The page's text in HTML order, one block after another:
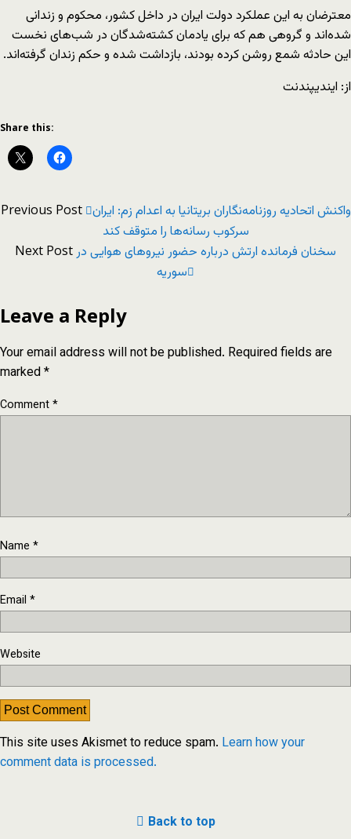
معترضان به این عملکرد دولت ایران در داخل کشور، محکوم و زندانی
شده‌اند و گروهی هم که برای یادمان کشته‌شدگان در شب‌های نخست
این حادثه شمع روشن کرده بودند، بازداشت شده و حکم زندان گرفته‌اند.
از: ایندیپندنت
Share this:
Previous Post واکنش اتحادیه روزنامه‌نگاران بریتانیا به اعدام زم: ایران
سرکوب رسانه‌ها را متوقف کند
Next Postسخنان فرمانده ارتش درباره حضور نیروهای هوایی در
سوریه
Leave a Reply
Your email address will not be published. Required fields are
marked*
Comment*
Name *
Email *
Website
This site uses Akismet to reduce spam. Learn how your
comment data is processed.
Back to top